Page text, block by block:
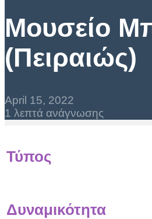
Μουσείο
(Πειραιώς)
April 15, 2022
1 λεπτά ανάγνωσης
Τύπος
Δυναμικότητα